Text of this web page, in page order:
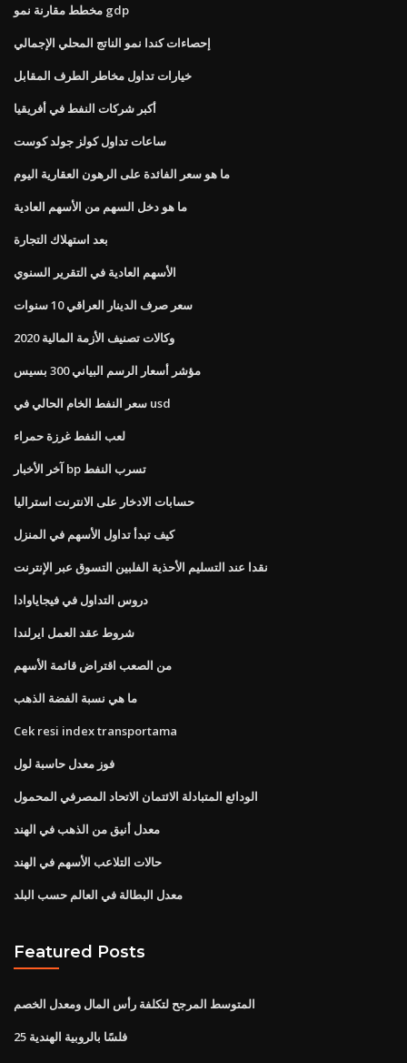
مخطط مقارنة نمو gdp
إحصاءات كندا نمو الناتج المحلي الإجمالي
خيارات تداول مخاطر الطرف المقابل
أكبر شركات النفط في أفريقيا
ساعات تداول كولز جولد كوست
ما هو سعر الفائدة على الرهون العقارية اليوم
ما هو دخل السهم من الأسهم العادية
بعد استهلاك التجارة
الأسهم العادية في التقرير السنوي
سعر صرف الدينار العراقي 10 سنوات
وكالات تصنيف الأزمة المالية 2020
مؤشر أسعار الرسم البياني 300 بسيس
سعر النفط الخام الحالي في usd
لعب النفط غرزة حمراء
آخر الأخبار bp تسرب النفط
حسابات الادخار على الانترنت استراليا
كيف تبدأ تداول الأسهم في المنزل
نقدا عند التسليم الأحذية الفلبين التسوق عبر الإنترنت
دروس التداول في فيجاياوادا
شروط عقد العمل ايرلندا
من الصعب اقتراض قائمة الأسهم
ما هي نسبة الفضة الذهب
Cek resi index transportama
فوز معدل حاسبة لول
الودائع المتبادلة الائتمان الاتحاد المصرفي المحمول
معدل أنيق من الذهب في الهند
حالات التلاعب الأسهم في الهند
معدل البطالة في العالم حسب البلد
Featured Posts
المتوسط ​​المرجح لتكلفة رأس المال ومعدل الخصم
25 فلسًا بالروبية الهندية